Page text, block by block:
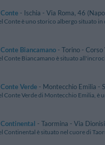
- Ischia - Via Roma, 46
Conte è uno storico albergo situato
Biancamano - Torino -
Conte Biancamano è situato
Verde - Montecchio Emilia -
Conte Verde di Montecchio Emilia, è
- Taormina - Via
Continental è situato nel cuore di